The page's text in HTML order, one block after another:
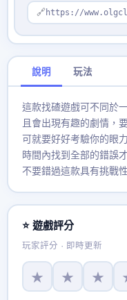
🔗 https://
說明 玩法
這款找碴遊戲可不同於
且會出現有趣的劇情，
可就要好好考驗你的眼
時間內找到全部的錯誤
不要錯過這款具有挑戰
⭐ 遊戲評分
玩家評分 · 即時更新
★ ★ ★